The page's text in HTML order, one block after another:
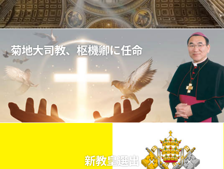
菊地大司教、枢機卿に任命
新教皇選出